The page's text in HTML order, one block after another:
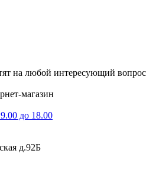
на любой интересующий вопрос
магазин
до 18.00
д.92Б